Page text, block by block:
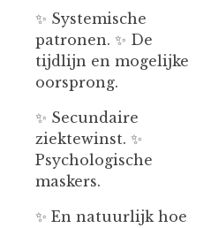
✨ Systemische
patronen. ✨ De
tijdlijn en mogelijke
oorsprong.
✨ Secundaire
ziektewinst. ✨
Psychologische
maskers.
✨ En natuurlijk hoe